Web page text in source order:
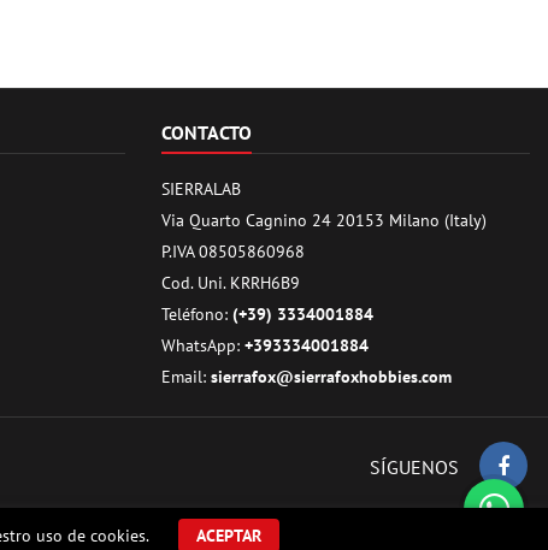
CONTACTO
SIERRALAB
Via Quarto Cagnino 24 20153 Milano (Italy)
P.IVA 08505860968
Cod. Uni. KRRH6B9
Teléfono: (+39) 3334001884
WhatsApp: +393334001884
Email: sierrafox@sierrafoxhobbies.com
uso de cookies. ACEPTAR
SÍGUENOS
parts.. Todos los derechos reservados.